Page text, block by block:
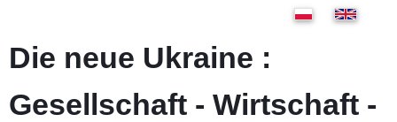
Die neue Ukraine :
Gesellschaft - Wirtschaft -